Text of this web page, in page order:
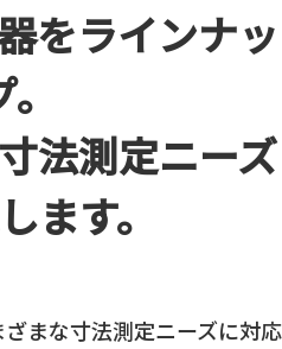
をラインナッ
法測定ニーズ
ます。
まな寸法測定ニーズに対応